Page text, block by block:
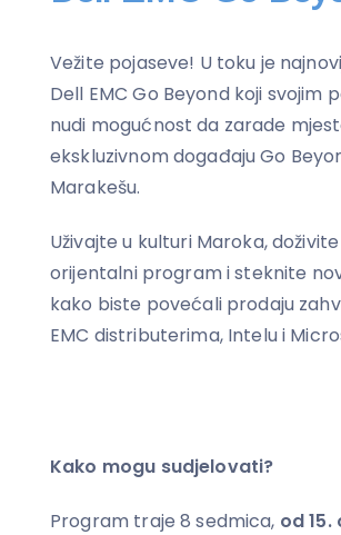
Vežite pojaseve! U toku je
Dell EMC Go Beyond koji svojim
nudi mogućnost da zarade
ekskluzivnom događaju Go
Marakešu.
Uživajte u kulturi Maroka,
orijentalni program i steknite
kako biste povećali prodaju
EMC distributerima, Intelu i
Kako mogu sudjelovati?
Program traje 8 sedmica, od